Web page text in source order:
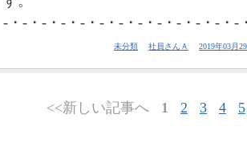
-・-・-・-・-・-・-・-・-・-・-・-・-
未分類 社員さんＡ 2019年03月
<<新しい記事へ 1 2 3 4 5